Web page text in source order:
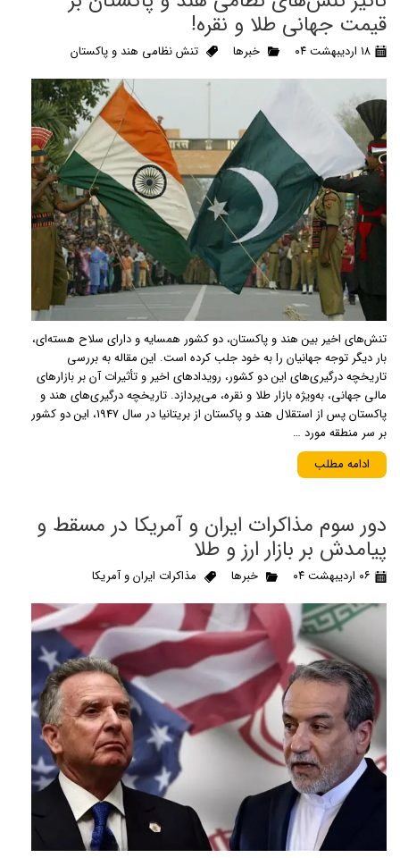
قیمت جهانی طلا و نقره!
۱۸ اردیبهشت ۰۴ خبرها تنش نظامی هند و پاکستان
تنش‌های اخیر بین هند و پاکستان، دو کشور همسایه و دارای سلاح هسته‌ای،
بار دیگر توجه جهانیان را به خود جلب کرده است. این مقاله به بررسی
تاریخچه درگیری‌های این دو کشور، رویدادهای اخیر و تأثیرات آن بر بازارهای
مالی جهانی، به‌ویژه بازار طلا و نقره، می‌پردازد. تاریخچه درگیری‌های هند و
پاکستان پس از استقلال هند و پاکستان از بریتانیا در سال 1947، این دو کشور
بر سر منطقه مورد …
ادامه مطلب
دور سوم مذاکرات ایران و آمریکا در مسقط و
پیامدش بر بازار ارز و طلا
۰۶ اردیبهشت ۰۴ خبرها مذاکرات ایران و آمریکا